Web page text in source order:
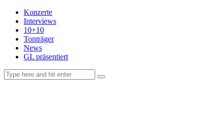
Konzerte
Interviews
10+10
Tonträger
News
GL präsentiert